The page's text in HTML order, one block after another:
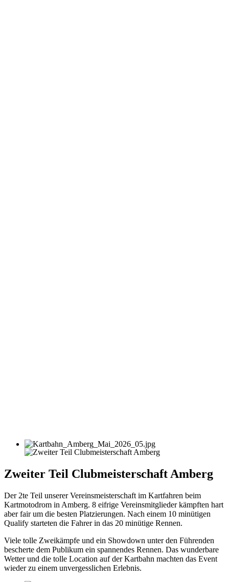
Zweiter Teil Clubmeisterschaft Amberg
Der 2te Teil unserer Vereinsmeisterschaft im Kartfahren beim
Kartmotodrom in Amberg. 8 eifrige Vereinsmitglieder kämpften hart
aber fair um die besten Platzierungen. Nach einem 10 minütigen
Qualify starteten die Fahrer in das 20 minütige Rennen.
Viele tolle Zweikämpfe und ein Showdown unter den Führenden
bescherte dem Publikum ein spannendes Rennen. Das wunderbare
Wetter und die tolle Location auf der Kartbahn machten das Event
wieder zu einem unvergesslichen Erlebnis.